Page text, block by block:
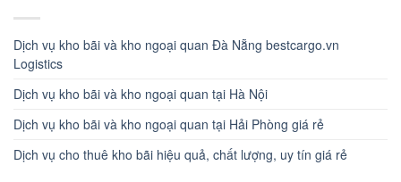
Dịch vụ kho bãi và kho ngoại quan Đà Nẵng bestcargo.vn
Logistics
Dịch vụ kho bãi và kho ngoại quan tại Hà Nội
Dịch vụ kho bãi và kho ngoại quan tại Hải Phòng giá rẻ
Dịch vụ cho thuê kho bãi hiệu quả, chất lượng, uy tín giá rẻ